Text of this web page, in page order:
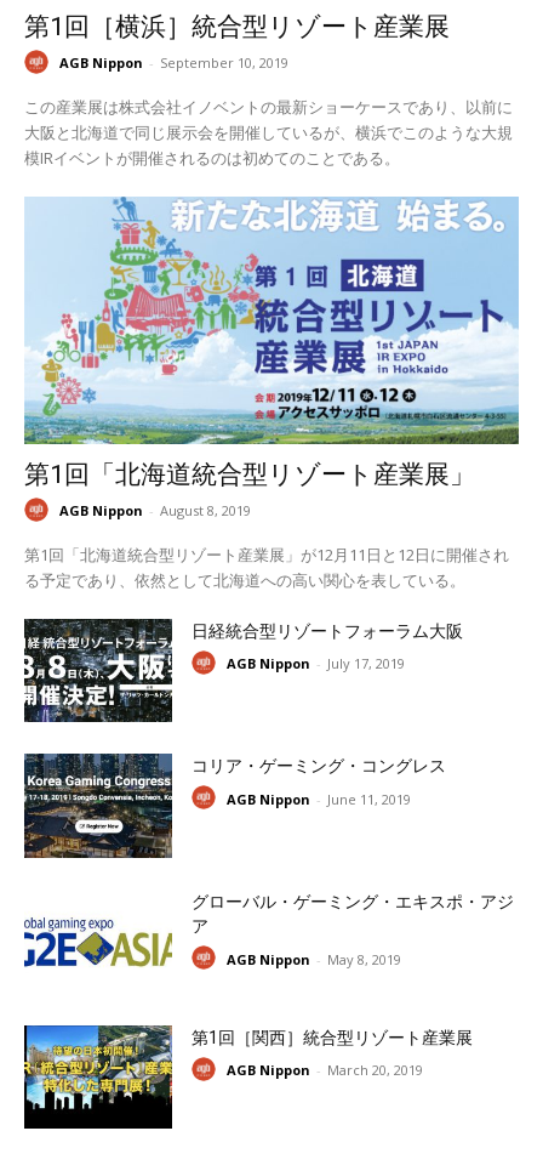
第1回［横浜］統合型リゾート産業展
AGB Nippon - September 10, 2019
この産業展は株式会社イノベントの最新ショーケースであり、以前に
大阪と北海道で同じ展示会を開催しているが、横浜でこのような大規
模IRイベントが開催されるのは初めてのことである。
第1回「北海道統合型リゾート産業展」
AGB Nippon - August 8, 2019
第1回「北海道統合型リゾート産業展」が12月11日と12日に開催され
る予定であり、依然として北海道への高い関心を表している。
日経統合型リゾートフォーラム大阪
AGB Nippon - July 17, 2019
コリア・ゲーミング・コングレス
AGB Nippon - June 11, 2019
グローバル・ゲーミング・エキスポ・アジ
ア
AGB Nippon - May 8, 2019
第1回［関西］統合型リゾート産業展
AGB Nippon - March 20, 2019